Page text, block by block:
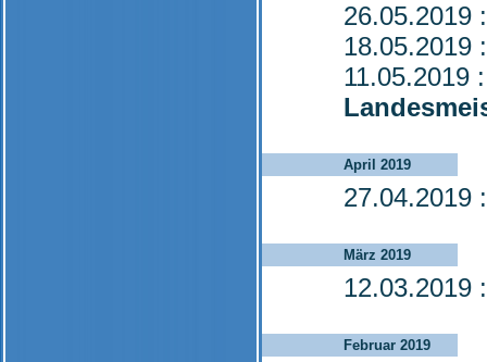
26.05.2019
18.05.2019
11.05.2019
April 2019
27.04.2019
März 2019
12.03.2019
Februar 2019